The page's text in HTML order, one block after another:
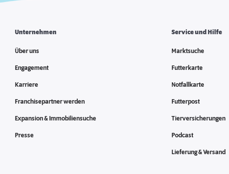
Unternehmen
Über uns
Engagement
Karriere
Franchisepartner werden
Expansion & Immobiliensuche
Presse
Service und Hilfe
Marktsuche
Futterkarte
Notfallkarte
Futterpost
Tierversicherungen
Podcast
Lieferung & Versand